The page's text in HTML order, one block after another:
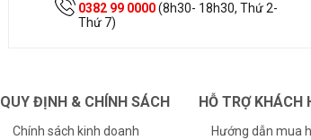
0382 99 0000(8h30- 18h30, Thứ 2-
Thứ 7)
QUY ĐỊNH & CHÍNH SÁCH
Chính sách kinh doanh
HỖ TRỢ KHÁCH
Hướng dẫn mua